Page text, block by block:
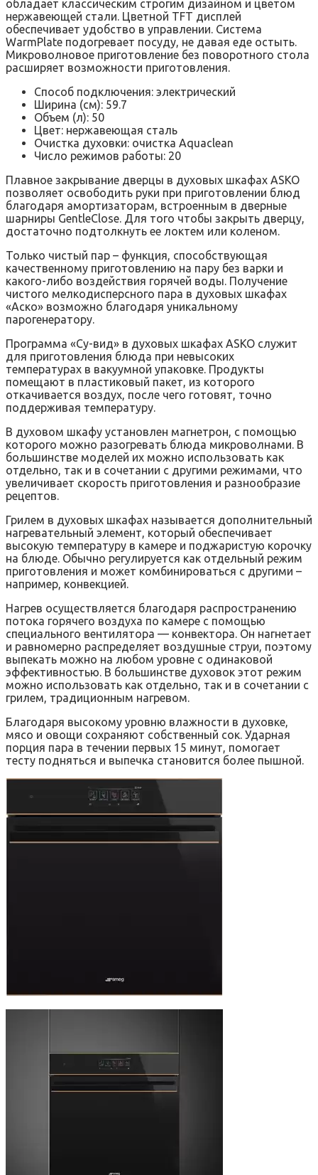
обладает классическим строгим дизайном и цветом
нержавеющей стали. Цветной TFT дисплей
обеспечивает удобство в управлении. Система
WarmPlate подогревает посуду, не давая еде остыть.
Микроволновое приготовление без поворотного стола
расширяет возможности приготовления.
Способ подключения: электрический
Ширина (см): 59.7
Объем (л): 50
Цвет: нержавеющая сталь
Очистка духовки: очистка Aquaclean
Число режимов работы: 20
Плавное закрывание дверцы в духовых шкафах ASKO
позволяет освободить руки при приготовлении блюд
благодаря амортизаторам, встроенным в дверные
шарниры GentleClose. Для того чтобы закрыть дверцу,
достаточно подтолкнуть ее локтем или коленом.
Только чистый пар – функция, способствующая
качественному приготовлению на пару без варки и
какого-либо воздействия горячей воды. Получение
чистого мелкодисперсного пара в духовых шкафах
«‎Аско» возможно благодаря уникальному
парогенератору.
Программа «Су-вид» в духовых шкафах ASKO служит
для приготовления блюда при невысоких
температурах в вакуумной упаковке. Продукты
помещают в пластиковый пакет, из которого
откачивается воздух, после чего готовят, точно
поддерживая температуру.
В духовом шкафу установлен магнетрон, с помощью
которого можно разогревать блюда микроволнами. В
большинстве моделей их можно использовать как
отдельно, так и в сочетании с другими режимами, что
увеличивает скорость приготовления и разнообразие
рецептов.
Грилем в духовых шкафах называется дополнительный
нагревательный элемент, который обеспечивает
высокую температуру в камере и поджаристую корочку
на блюде. Обычно регулируется как отдельный режим
приготовления и может комбинироваться с другими –
например, конвекцией.
Нагрев осуществляется благодаря распространению
потока горячего воздуха по камере с помощью
специального вентилятора — конвектора. Он нагнетает
и равномерно распределяет воздушные струи, поэтому
выпекать можно на любом уровне с одинаковой
эффективностью. В большинстве духовок этот режим
можно использовать как отдельно, так и в сочетании с
грилем, традиционным нагревом.
Благодаря высокому уровню влажности в духовке,
мясо и овощи сохраняют собственный сок. Ударная
порция пара в течении первых 15 минут, помогает
тесту подняться и выпечка становится более пышной.